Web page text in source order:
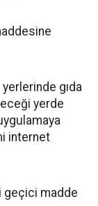
gıda
yerde
internet
geçici madde